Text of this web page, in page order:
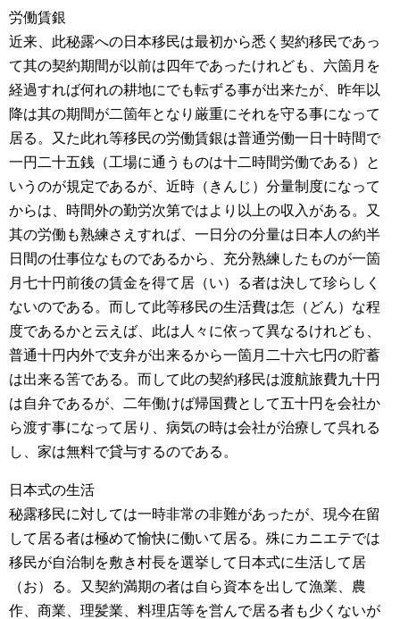
労働賃銀
近来、此秘露への日本移民は最初から悉く契約移民であっ
て其の契約期間が以前は四年であったけれども、六箇月を
経過すれば何れの耕地にでも転ずる事が出来たが、昨年以
降は其の期間が二箇年となり厳重にそれを守る事になって
居る。又た此れ等移民の労働賃銀は普通労働一日十時間で
一円二十五銭（工場に通うものは十二時間労働である）と
いうのが規定であるが、近時（きんじ）分量制度になって
からは、時間外の勤労次第ではより以上の収入がある。又
其の労働も熟練さえすれば、一日分の分量は日本人の約半
日間の仕事位なものであるから、充分熟練したものが一箇
月七十円前後の賃金を得て居（い）る者は決して珍らしく
ないのである。而して此等移民の生活費は怎（どん）な程
度であるかと云えば、此は人々に依って異なるけれども、
普通十円内外で支弁が出来るから一箇月二十六七円の貯蓄
は出来る筈である。而して此の契約移民は渡航旅費九十円
は自弁であるが、二年働けば帰国費として五十円を会社か
ら渡す事になって居り、病気の時は会社が治療して呉れる
し、家は無料で貸与するのである。
日本式の生活
秘露移民に対しては一時非常の非難があったが、現今在留
して居る者は極めて愉快に働いて居る。殊にカニエテでは
移民が自治制を敷き村長を選挙して日本式に生活して居
（お）る。又契約満期の者は自ら資本を出して漁業、農
作、商業、理髪業、料理店等を営んで居る者も少くないが